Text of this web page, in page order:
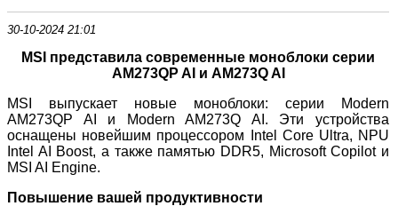
30-10-2024 21:01
MSI представила современные моноблоки серии
AM273QP AI и AM273Q AI
MSI выпускает новые моноблоки: серии Modern
AM273QP AI и Modern AM273Q AI. Эти устройства
оснащены новейшим процессором Intel Core Ultra, NPU
Intel AI Boost, а также памятью DDR5, Microsoft Copilot и
MSI AI Engine.
Повышение вашей продуктивности